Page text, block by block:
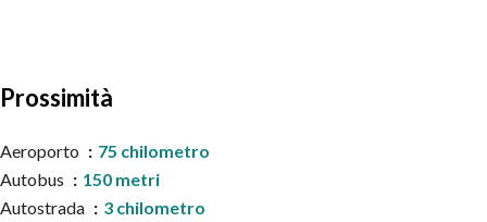
Prossimità
Aeroporto
75 chilometro
Autobus
150 metri
Autostrada
3 chilometro